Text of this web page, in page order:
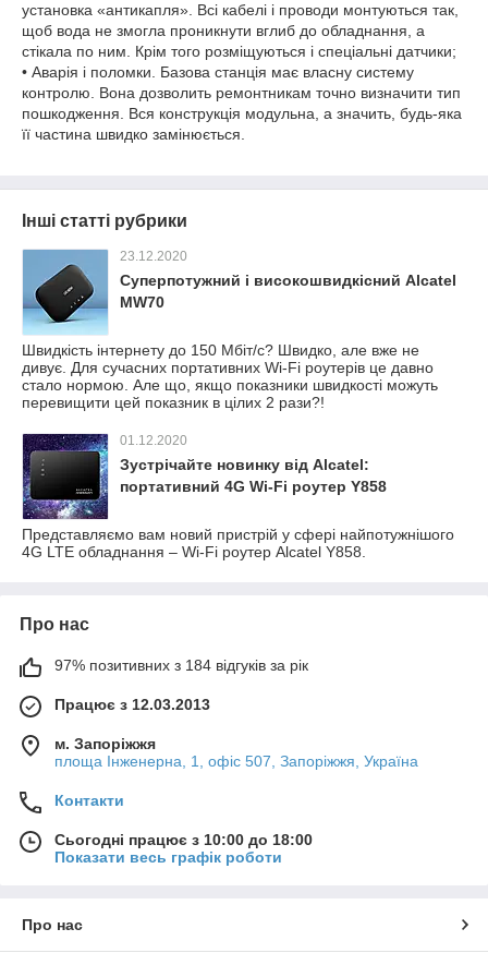
установка «антикапля». Всі кабелі і проводи монтуються так,
щоб вода не змогла проникнути вглиб до обладнання, а
стікала по ним. Крім того розміщуються і спеціальні датчики;
• Аварія і поломки. Базова станція має власну систему
контролю. Вона дозволить ремонтникам точно визначити тип
пошкодження. Вся конструкція модульна, а значить, будь-яка
її частина швидко замінюється.
Інші статті рубрики
23.12.2020
Суперпотужний і високошвидкісний Alcatel
MW70
Швидкість інтернету до 150 Мбіт/с? Швидко, але вже не
дивує. Для сучасних портативних Wi-Fi роутерів це давно
стало нормою. Але що, якщо показники швидкості можуть
перевищити цей показник в цілих 2 рази?!
01.12.2020
Зустрічайте новинку від Alcatel:
портативний 4G Wi-Fi роутер Y858
Представляємо вам новий пристрій у сфері найпотужнішого
4G LTE обладнання – Wi-Fi роутер Alcatel Y858.
Про нас
97% позитивних з 184 відгуків за рік
Працює з 12.03.2013
м. Запоріжжя
площа Інженерна, 1, офіс 507, Запоріжжя, Україна
Контакти
Сьогодні працює з 10:00 до 18:00
Показати весь графік роботи
Про нас